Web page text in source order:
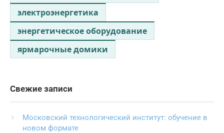
электроэнергетика
энергетическое оборудование
ярмарочные домики
Свежие записи
Московский технологический институт: обучение в
новом формате